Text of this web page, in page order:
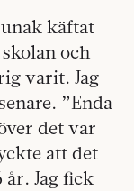
käftat
och
varit. Jag
”Enda
det var
att det
Jag fick